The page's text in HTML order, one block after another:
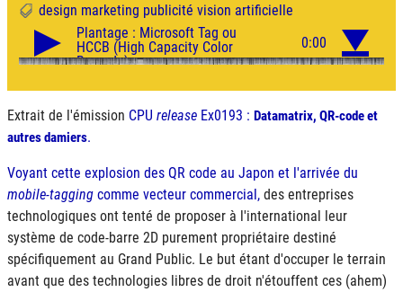
design marketing publicité vision artificielle
Extrait de l'émission CPU release Ex0193 : Datamatrix, QR-code et
autres damiers.
Voyant cette explosion des QR code au Japon et l'arrivée du
mobile-tagging comme vecteur commercial, des entreprises
technologiques ont tenté de proposer à l'international leur
système de code-barre 2D purement propriétaire destiné
spécifiquement au Grand Public. Le but étant d'occuper le terrain
avant que des technologies libres de droit n'étouffent ces (ahem)